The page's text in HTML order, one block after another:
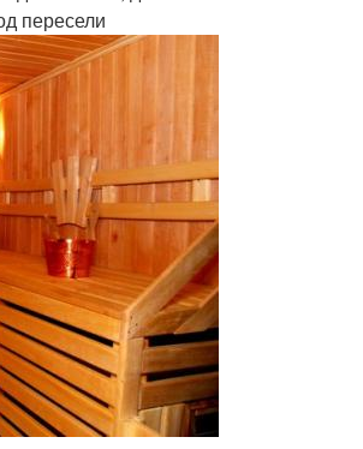
пересели